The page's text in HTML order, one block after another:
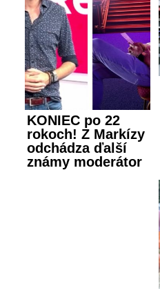
KONIEC po 22
rokoch! Z Markízy
odchádza ďalší
známy moderátor